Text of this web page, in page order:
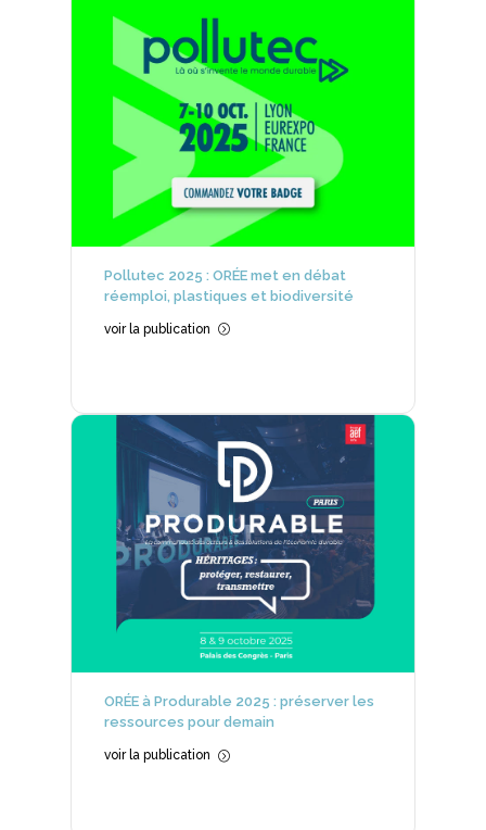
Pollutec 2025 : ORÉE met en débat
réemploi, plastiques et biodiversité
voir la publication =
ORÉE à Produrable 2025 : préserver les
ressources pour demain
voir la publication =